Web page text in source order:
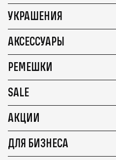
УКРАШЕНИЯ
АКСЕССУАРЫ
РЕМЕШКИ
SALE
АКЦИИ
ДЛЯ БИЗНЕСА